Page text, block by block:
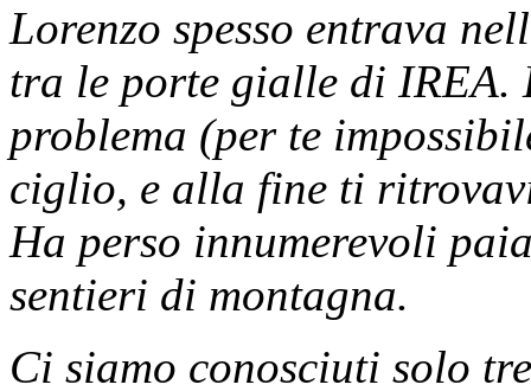
Lorenzo spesso entrava
tra le porte gialle di IREA.
problema (per te
ciglio, e alla fine ti
Ha perso innumerevoli
sentieri di montagna.
Ci siamo conosciuti solo